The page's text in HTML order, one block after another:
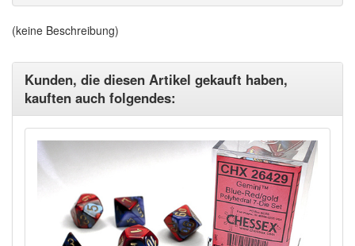
(keine Beschreibung)
Kunden, die diesen Artikel gekauft haben,
kauften auch folgendes: